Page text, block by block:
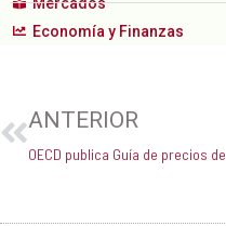
Economía y Finanzas
ANTERIOR